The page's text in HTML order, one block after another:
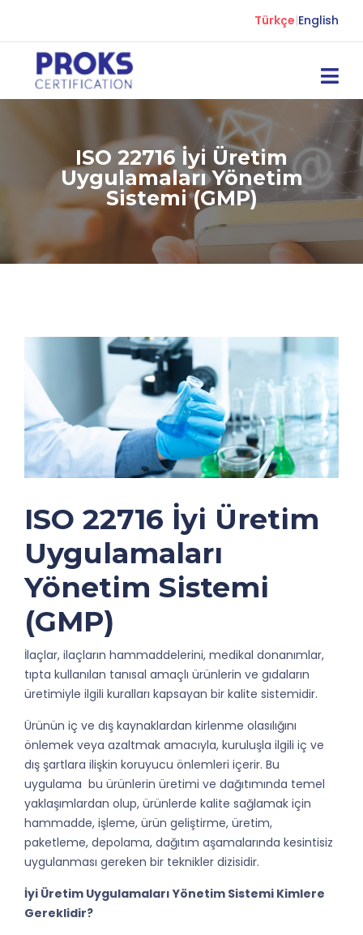
Türkçe|English
ISO 22716 İyi Üretim
Uygulamaları Yönetim
Sistemi (GMP)
ISO 22716 İyi Üretim
Uygulamaları
Yönetim Sistemi
(GMP)
İlaçlar, ilaçların hammaddelerini, medikal donanımlar,
tıpta kullanılan tanısal amaçlı ürünlerin ve gıdaların
üretimiyle ilgili kuralları kapsayan bir kalite sistemidir.
Ürünün iç ve dış kaynaklardan kirlenme olasılığını
önlemek veya azaltmak amacıyla, kuruluşla ilgili iç ve
dış şartlara ilişkin koruyucu önlemleri içerir. Bu
uygulama bu ürünlerin üretimi ve dağıtımında temel
yaklaşımlardan olup, ürünlerde kalite sağlamak için
hammadde, işleme, ürün geliştirme, üretim,
paketleme, depolama, dağıtım aşamalarında kesintisiz
uygulanması gereken bir teknikler dizisidir.
İyi Üretim Uygulamaları Yönetim Sistemi Kimlere
Gereklidir?